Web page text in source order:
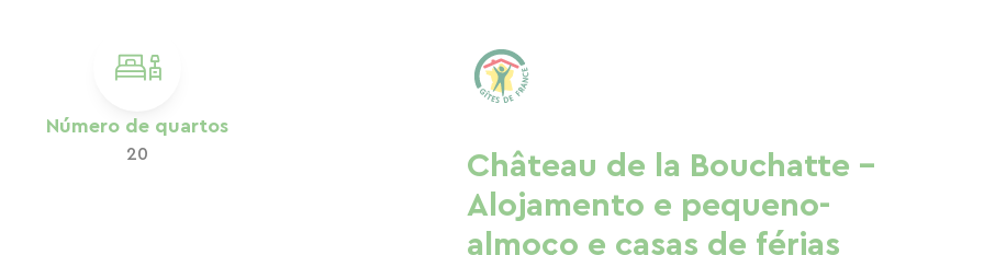
Número de quartos
20
Château de la Bouchatte -
Alojamento e pequeno-
almoço e casas de férias